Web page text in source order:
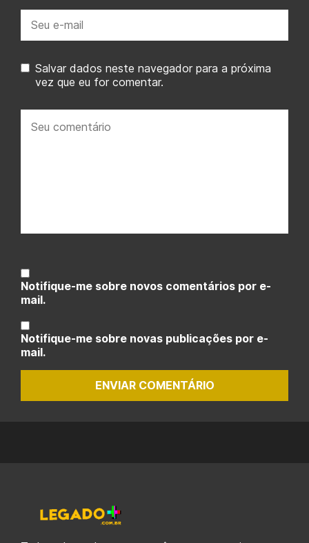
mail:
Salvar dados neste navegador para a próxima
vez que eu for comentar.
comentário:
Notifique-me sobre novos comentários por e-
mail.
Notifique-me sobre novas publicações por e-
mail.
ENVIAR COMENTÁRIO